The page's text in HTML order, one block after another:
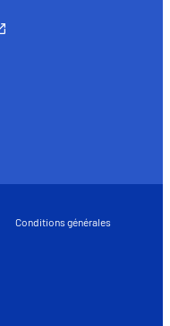
Conditions générales